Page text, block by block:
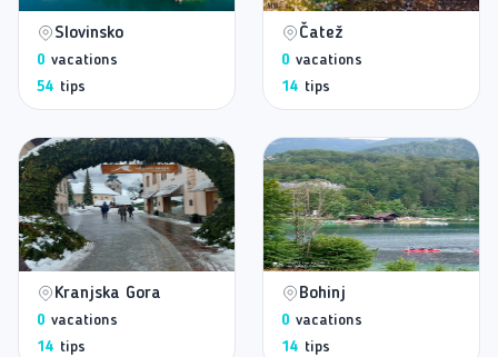
Slovinsko
0 vacations
54 tips
Čatež
0 vacations
14 tips
Kranjska Gora
0 vacations
14 tips
Bohinj
0 vacations
14 tips